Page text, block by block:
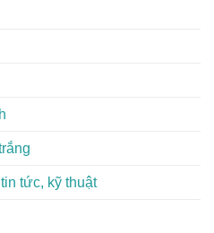
tức, kỹ thuật